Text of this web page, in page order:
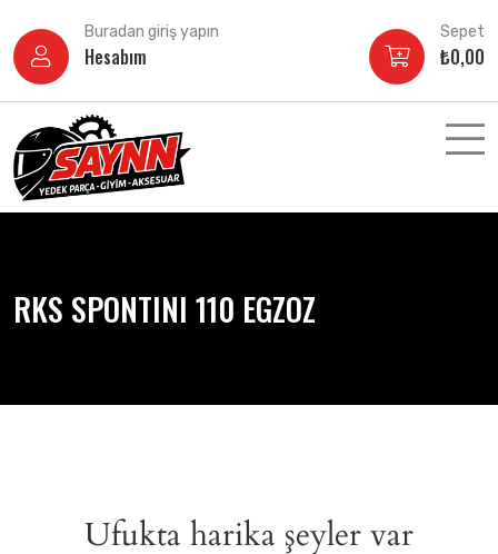
atla
Buradan giriş yapın
Hesabım
Sepet
₺0,00
RKS SPONTINI 110 EGZOZ
Ufukta harika şeyler var